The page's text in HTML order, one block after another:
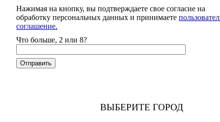
Нажимая на кнопку, вы подтверждаете свое согласие на
обработку персональных данных и принимаете
соглашение.
Что больше, 2 или 8?
ВЫБЕРИТЕ ГОРОД